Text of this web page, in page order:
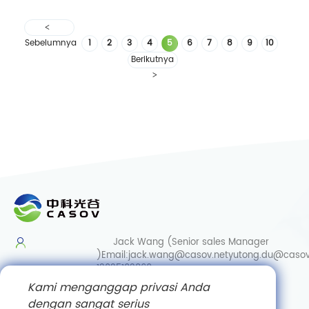
Sialat
untuk
Sebelumnya 1 2 3 4 5 6 7 8 9
10
Berikutnya
Jack Wang (Senior sales Manager
)Email:jack.wang@casov.net
13035103869
Services & Suggestions
Kami menganggap privasi Anda
dengan sangat serius